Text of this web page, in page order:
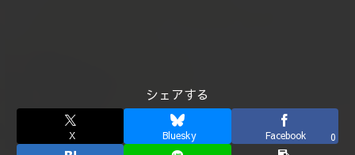
シェアする
X Bluesky Facebook 0